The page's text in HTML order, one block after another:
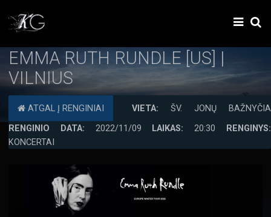
EMMA RUTH RUNDLE [US] |
VILNIUS
ATGAL Į RENGINIAI VIETA: ŠV. JONŲ BAŽNYČIA
RENGINIO DATA: 2022/11/09 LAIKAS:20:30
RENGINYS:
KONCERTAI